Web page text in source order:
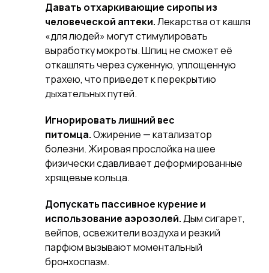
Давать отхаркивающие сиропы из
человеческой аптеки.Лекарства от кашля
«для людей» могут стимулировать
выработку мокроты. Шпиц не сможет её
откашлять через суженную, уплощенную
трахею, что приведет к перекрытию
дыхательных путей.
Игнорировать лишний вес
питомца.Ожирение — катализатор
болезни. Жировая прослойка на шее
физически сдавливает деформированные
хрящевые кольца.
Допускать пассивное курение и
использование аэрозолей.Дым сигарет,
вейпов, освежители воздуха и резкий
парфюм вызывают моментальный
бронхоспазм.